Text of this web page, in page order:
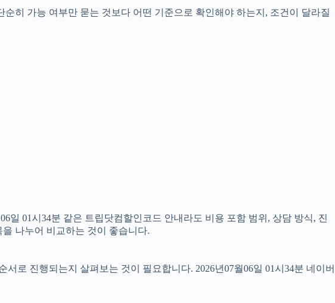
히 가능 여부만 묻는 것보다 어떤 기준으로 확인해야 하는지, 조건이 달라질
01시34분 같은 트립닷컴할인코드 안내라도 비용 포함 범위, 상담 방식, 진
나누어 비교하는 것이 좋습니다.
로 진행되는지 살펴보는 것이 필요합니다. 2026년07월06일 01시34분 네이버